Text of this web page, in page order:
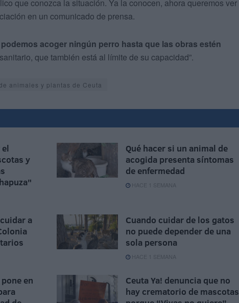
que conozca la situación. Ya la conocen, ahora queremos ver
en un comunicado de prensa.
acoger ningún perro hasta que las obras estén
que también está al límite de su capacidad”.
animales y plantas de Ceuta
y
Qué hacer si un animal de
acogida presenta síntomas
de enfermedad
HACE 1 SEMANA
a
Cuando cuidar de los gatos
no puede depender de una
sola persona
HACE 1 SEMANA
en
Ceuta Ya! denuncia que no
hay crematorio de mascotas